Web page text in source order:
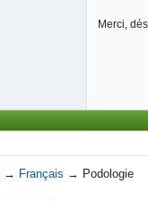
Merci,
→ Français → Podologie